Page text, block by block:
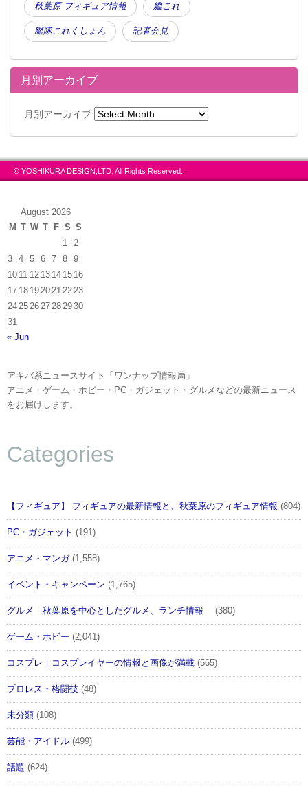
秋葉原 フィギュア情報 艦これ
艦隊これくしょん 記者会見
月別アーカイブ
月別アーカイブ
© YOSHIKURA DESIGN,LTD. All Rights Reserved.
August 2026
M T W T F S S
1
2
3
4 5 6 7 8
9
10 11 12 13 14 15 16
17 18 19 20 21 22 23
24 25 26 27 28 2930
31
« Jun
アキバ系ニュースサイト「ワンナップ情報局」
アニメ・ゲーム・ホビー・PC・ガジェット・グルメなどの最新ニュース
をお届けします。
Categories
【フィギュア】 フィギュアの最新情報と、秋葉原のフィギュア情報 (804)
PC・ガジェット (191)
アニメ・マンガ(1,558)
イベント・キャンペーン (1,765)
グルメ 秋葉原を中心としたグルメ、ランチ情報 (380)
ゲーム・ホビー (2,041)
コスプレ｜コスプレイヤーの情報と画像が満載 (565)
プロレス・格闘技 (48)
未分類 (108)
芸能・アイドル (499)
話題 (624)